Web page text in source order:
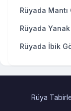
Rüyada Mantı
Rüyada
Rüyada İbik
Rüya